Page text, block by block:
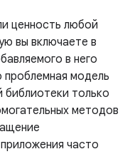
ценность любой
вы включаете в
в него
проблемная модель
только
методов
часто